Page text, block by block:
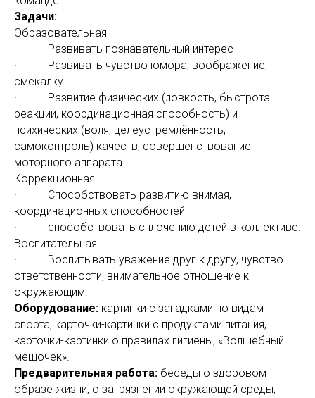
Задачи:
Образовательная
· Развивать познавательный интерес
· Развивать чувство юмора, воображение,
смекалку
· Развитие физических (ловкость, быстрота
реакции, координационная способность) и
психических (воля, целеустремлённость,
самоконтроль) качеств; совершенствование
моторного аппарата.
Коррекционная
· Способствовать развитию внимая,
координационных способностей
· способствовать сплочению детей в коллективе.
Воспитательная
· Воспитывать уважение друг к другу, чувство
ответственности, внимательное отношение к
окружающим.
Оборудование: картинки с загадками по видам
спорта, карточки-картинки с продуктами питания,
карточки-картинки о правилах гигиены, «Волшебный
мешочек».
Предварительная работа: беседы о здоровом
образе жизни, о загрязнении окружающей среды;